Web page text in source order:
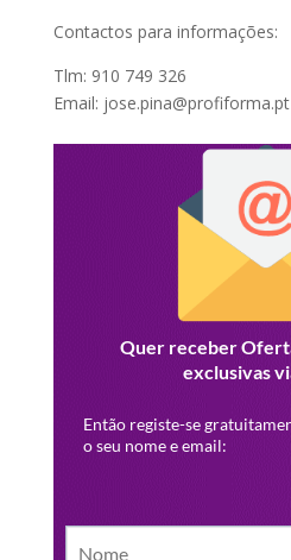
Contactos para informações:
Tlm: 910 749 326
Email: jose.pina@profiforma.pt